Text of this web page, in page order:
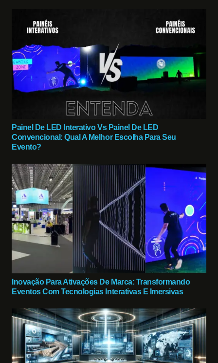
Painel De LED Interativo Vs Painel De LED
Convencional: Qual A Melhor Escolha Para Seu
Evento?
Inovação Para Ativações De Marca: Transformando
Eventos Com Tecnologias Interativas E Imersivas